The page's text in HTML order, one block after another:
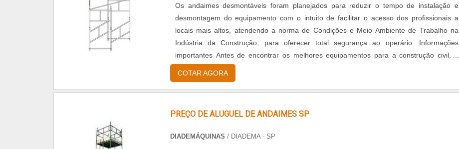
Os andaimes desmontáveis foram planejados para reduzir o tempo de instalação e
desmontagem do equipamento com o intuito de facilitar o acesso dos profissionais a
locais mais altos, atendendo a norma de Condições e Meio Ambiente de Trabalho na
Indústria da Construção, para oferecer total segurança ao operário. Informações
importantes Antes de encontrar os melhores equipamentos para a construção civil, o
usuário deve ficar atento aos materiais, pro....
COTAR AGORA
PREÇO DE ALUGUEL DE ANDAIMES SP
DIADEMÁQUINAS / DIADEMA - SP